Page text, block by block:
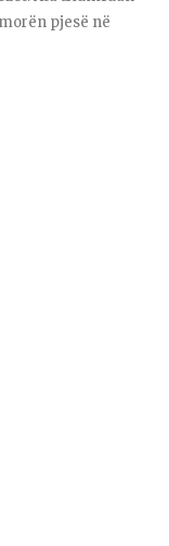
pjesë në